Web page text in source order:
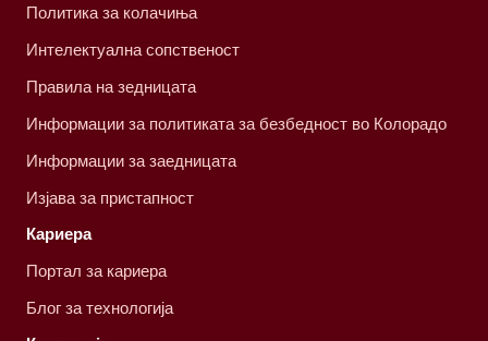
Политика за колачиња
Интелектуална сопственост
Правила на зедницата
Информации за политиката за безбедност во Колорадо
Информации за заедницата
Изјава за пристапност
Кариера
Портал за кариера
Блог за технологија